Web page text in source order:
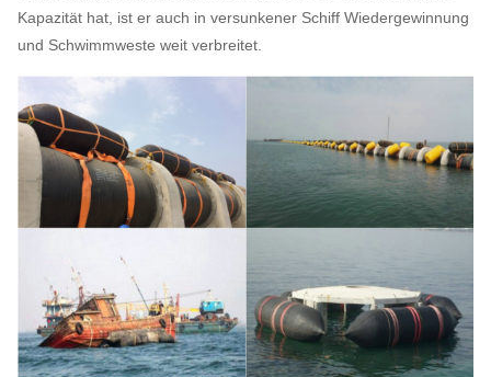
Kapazität hat, ist er auch in versunkener Schiff Wiedergewinnung
und Schwimmweste weit verbreitet.